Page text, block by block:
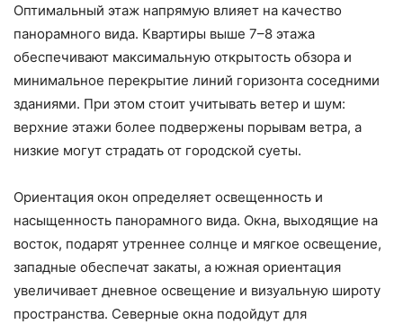
Оптимальный этаж напрямую влияет на качество
панорамного вида. Квартиры выше 7–8 этажа
обеспечивают максимальную открытость обзора и
минимальное перекрытие линий горизонта соседними
зданиями. При этом стоит учитывать ветер и шум:
верхние этажи более подвержены порывам ветра, а
низкие могут страдать от городской суеты.
Ориентация окон определяет освещенность и
насыщенность панорамного вида. Окна, выходящие на
восток, подарят утреннее солнце и мягкое освещение,
западные обеспечат закаты, а южная ориентация
увеличивает дневное освещение и визуальную широту
пространства. Северные окна подойдут для